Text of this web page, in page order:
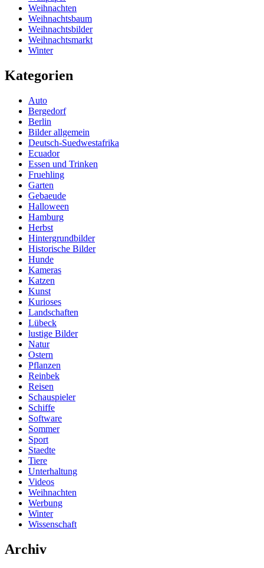
Weihnachten
Weihnachtsbaum
Weihnachtsbilder
Weihnachtsmarkt
Winter
Kategorien
Auto
Bergedorf
Berlin
Bilder allgemein
Deutsch-Suedwestafrika
Ecuador
Essen und Trinken
Fruehling
Garten
Gebaeude
Halloween
Hamburg
Herbst
Hintergrundbilder
Historische Bilder
Hunde
Kameras
Katzen
Kunst
Kurioses
Landschaften
Lübeck
lustige Bilder
Natur
Ostern
Pflanzen
Reinbek
Reisen
Schauspieler
Schiffe
Software
Sommer
Sport
Staedte
Tiere
Unterhaltung
Videos
Weihnachten
Werbung
Winter
Wissenschaft
Archiv